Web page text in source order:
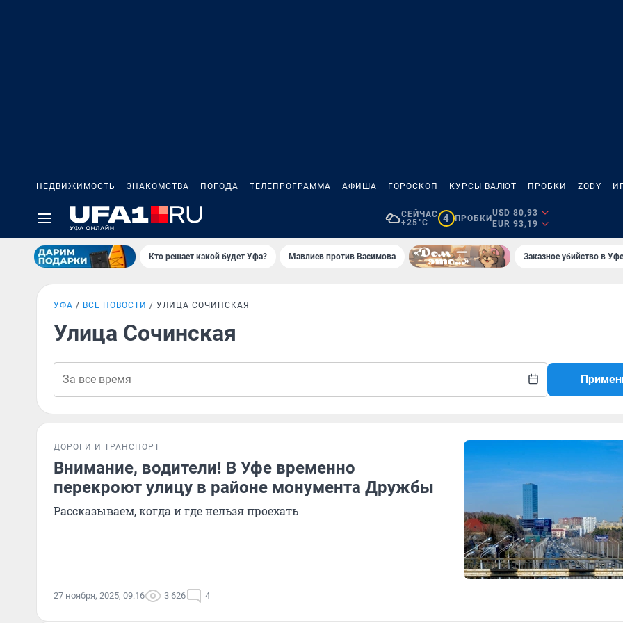
НЕДВИЖИМОСТЬ ЗНАКОМСТВА ПОГОДА ТЕЛЕПРОГРАММА АФИША ГОРОСКОП КУРСЫ ВАЛЮТ ПРОБКИ ZODY
СЕЙЧАС
+25°C
4 ПРОБКИ
USD 80,93
EUR 93,19
Кто решает какой будет Уфа? Мавлиев против Васимова Заказное убийство в
УФА ВСЕ НОВОСТИ УЛИЦА СОЧИНСКАЯ
Улица Сочинская
ДОРОГИ И ТРАНСПОРТ
Внимание, водители! В Уфе временно
перекроют улицу в районе монумента Дружбы
Рассказываем, когда и где нельзя проехать
27 ноября, 2025, 09:16 3 626 4